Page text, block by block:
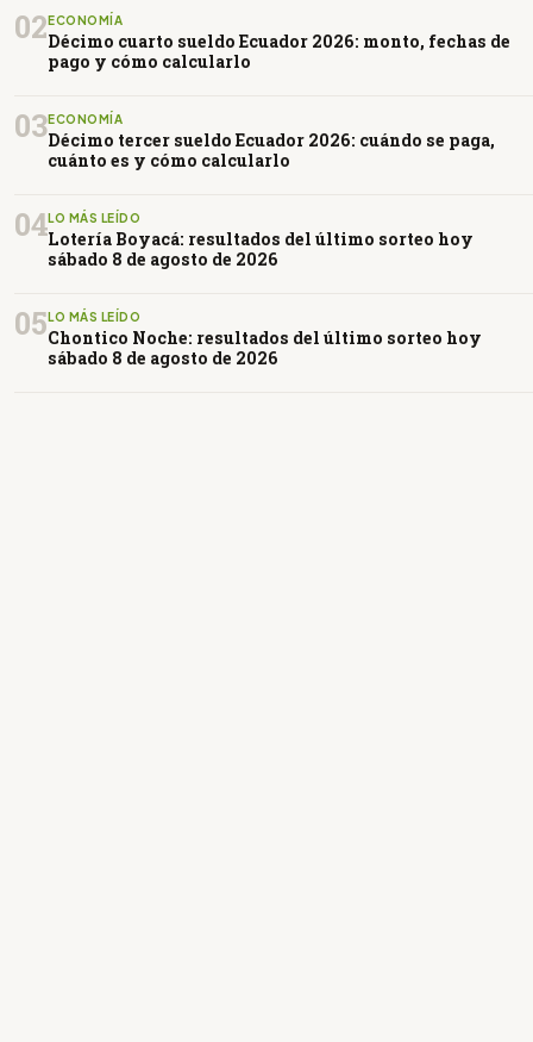
02 ECONOMÍA
Décimo cuarto sueldo Ecuador 2026: monto, fechas de
pago y cómo calcularlo
03ECONOMÍA
Décimo tercer sueldo Ecuador 2026: cuándo se paga,
cuánto es y cómo calcularlo
04LO MÁS LEÍDO
Lotería Boyacá: resultados del último sorteo hoy
sábado 8 de agosto de 2026
05 LO MÁS LEÍDO
Chontico Noche: resultados del último sorteo hoy
sábado 8 de agosto de 2026